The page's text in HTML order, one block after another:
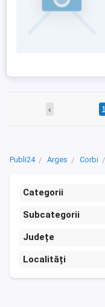
‹ 1
Publi24 Arges Corbi
Categorii
Subcategorii
Județe
Localități